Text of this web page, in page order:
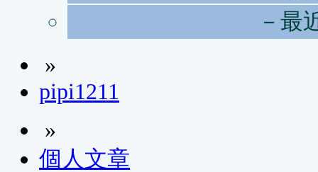
－最
»
pipi1211
»
個人文章